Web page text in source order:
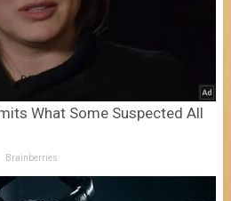
What Some Suspected All
Brainberries